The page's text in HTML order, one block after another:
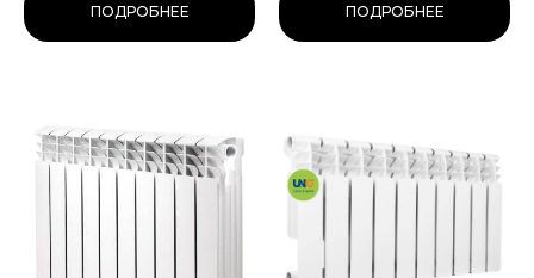
ПОДРОБНЕЕ ПОДРОБНЕЕ